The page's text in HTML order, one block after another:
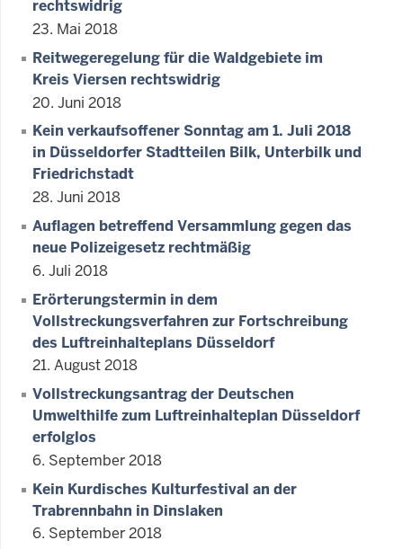
rechtswidrig
23. Mai 2018
Reitwegeregelung für die Waldgebiete im
Kreis Viersen rechtswidrig
20. Juni 2018
Kein verkaufsoffener Sonntag am 1. Juli 2018
in Düsseldorfer Stadtteilen Bilk, Unterbilk und
Friedrichstadt
28. Juni 2018
Auflagen betreffend Versammlung gegen das
neue Polizeigesetz rechtmäßig
6. Juli 2018
Erörterungstermin in dem
Vollstreckungsverfahren zur Fortschreibung
des Luftreinhalteplans Düsseldorf
21. August 2018
Vollstreckungsantrag der Deutschen
Umwelthilfe zum Luftreinhalteplan Düsseldorf
erfolglos
6. September 2018
Kein Kurdisches Kulturfestival an der
Trabrennbahn in Dinslaken
6. September 2018